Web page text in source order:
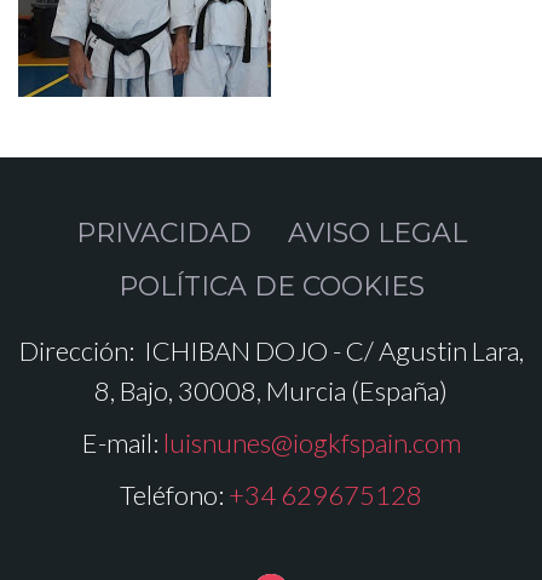
PRIVACIDAD
AVISO LEGAL
POLÍTICA DE COOKIES
Dirección: ICHIBAN DOJO - C/ Agustin Lara,
8, Bajo, 30008, Murcia (España)
E-mail: luisnunes@iogkfspain.com
Teléfono: +34 629675128